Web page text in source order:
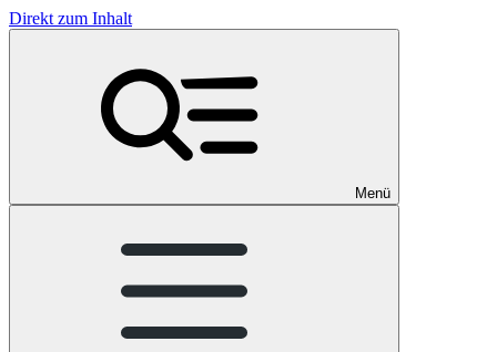
Direkt zum Inhalt
Menü